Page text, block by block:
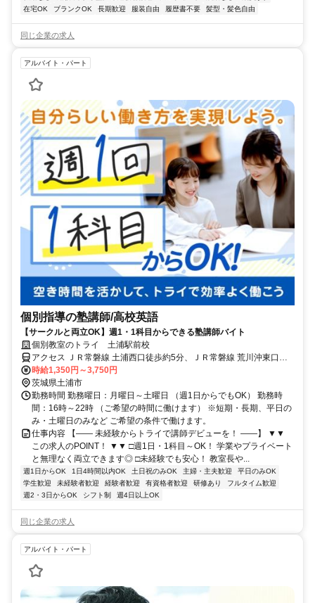
在宅OK
ブランクOK 長期歓迎 服装自由 履歴書不要 髪型・髪色自由
同じ企業の求人
アルバイト・パート
個別指導の塾講師/高校英語
【サークルと両立OK】週1・1科目からできる塾講師バイト
個別教室のトライ 土浦駅前校
アクセス ＪＲ常磐線 土浦西口徒歩約5分、ＪＲ常磐線 荒川沖東口徒
歩約83分、ＪＲ常磐線 神立西口徒歩約85分
時給1,350円～3,750円
茨城県土浦市
勤務時間 勤務曜日：月曜日～土曜日 （週1日からでもOK） 勤務時
間：16時～22時 （ご希望の時間に働けます） ※短期・長期、平日の
み・土曜日のみなど ご希望の条件で働けます。
仕事内容 【―― 未経験からトライで講師デビューを！ ――】 ▼▼
この求人のPOINT！ ▼▼ □週1日・1科目～OK！ 学業やプライベート
と無理なく両立できます◎ □未経験でも安心！ 教室長や...
週1日からOK 1日4時間以内OK 土日祝のみOK 主婦・主夫歓迎
平日のみOK
学生歓迎
未経験者歓迎 経験者歓迎 有資格者歓迎 研修あり
フルタイム歓迎
週2・3日からOK
シフト制 週4日以上OK
同じ企業の求人
アルバイト・パート